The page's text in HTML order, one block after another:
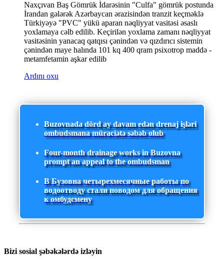
Naxçıvan Baş Gömrük İdarəsinin "Culfa" gömrük postunda
İrandan gələrək Azərbaycan ərazisindən tranzit keçməklə
Türkiyəyə "PVC" yükü aparan nəqliyyat vasitəsi əsaslı
yoxlamaya cəlb edilib. Keçirilən yoxlama zamanı nəqliyyat
vasitəsinin yanacaq qatqısı çənindən və qızdırıcı sistemin
çənindən maye halında 101 kq 400 qram psixotrop maddə -
metamfetamin aşkar edilib
Ardını oxu
Buzovnada dörd ay davam edən drenaj işləri
ombudsmana müraciətə səbəb olub
Four-month drainage works in Buzovna
prompt an appeal to the ombudsman
В Бузовна четырехмесячные работы по
водоотводу стали поводом для обращения
к омбудсмену
Bizi sosial şəbəkələrdə izləyin